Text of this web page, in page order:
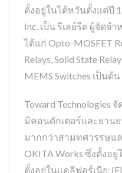
ตั้งอยู่ในไต้หวันตั้งแต่ปี
Inc. เป็น รีเลย์รีด ผู้จัด
ได้แก่ Opto-MOSFET
Relays, Solid State
MEMS Switches เป็นต้น
Toward Technologies
มิคอนดักเตอร์และยาน
มากกว่าสามทศวรรษแ
OKITA Works ซึ่งตั้งอ
ตั้งอยู่ในแคลิฟอร์เนีย